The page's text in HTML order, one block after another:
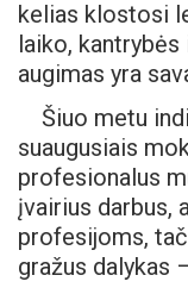
kelias klostosi
laiko,
augimas yra
Šiuo metu
suaugusiais
profesionalus
įvairius darbus,
profesijoms,
gražus dalykas